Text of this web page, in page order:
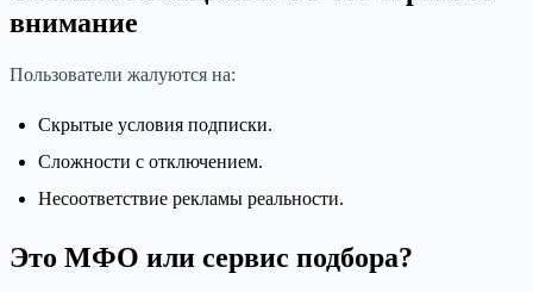
внимание
Пользователи жалуются на:
Скрытые условия подписки.
Сложности с отключением.
Несоответствие рекламы реальности.
Это МФО или сервис подбора?